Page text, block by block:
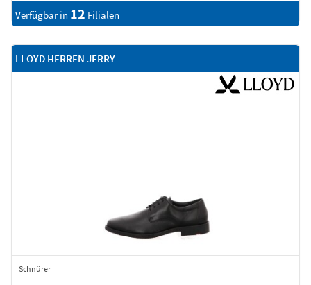
Verfügbar in 12 Filialen
LLOYD HERREN JERRY
Schnürer